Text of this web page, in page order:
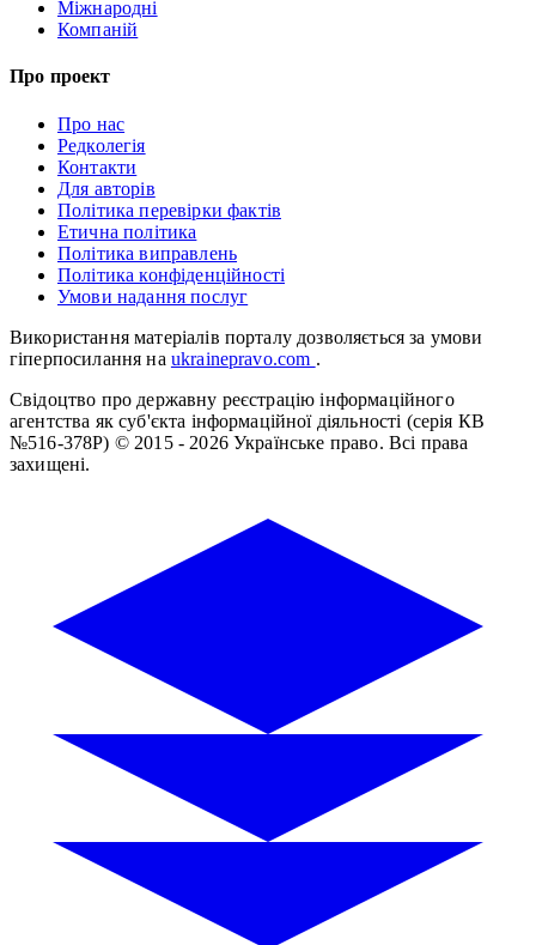
Міжнародні
Компаній
Про проект
Про нас
Редколегія
Контакти
Для авторів
Політика перевірки фактів
Етична політика
Політика виправлень
Політика конфіденційності
Умови надання послуг
Використання матеріалів порталу дозволяється за умови
гіперпосилання на ukrainepravo.com .
Свідоцтво про державну реєстрацію інформаційного
агентства як суб'єкта інформаційної діяльності (серія КВ
№516-378Р) © 2015 - 2026 Українське право. Всі права
захищені.